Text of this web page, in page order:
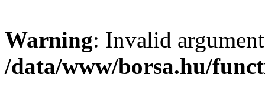
Warning: Invalid
/data/www/borsa.hu/